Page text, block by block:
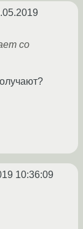
со
10:36:09